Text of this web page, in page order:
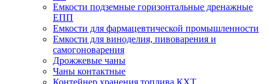
Емкости подземные горизонтальные дренажные
ЕПП
Емкости для фармацевтической промышленности
Емкости для виноделия, пивоварения и
самогоноварения
Дрожжевые чаны
Чаны контактные
Контейнер хранения топлива КХТ